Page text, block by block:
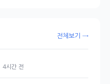
전체보기 →
4시간 전